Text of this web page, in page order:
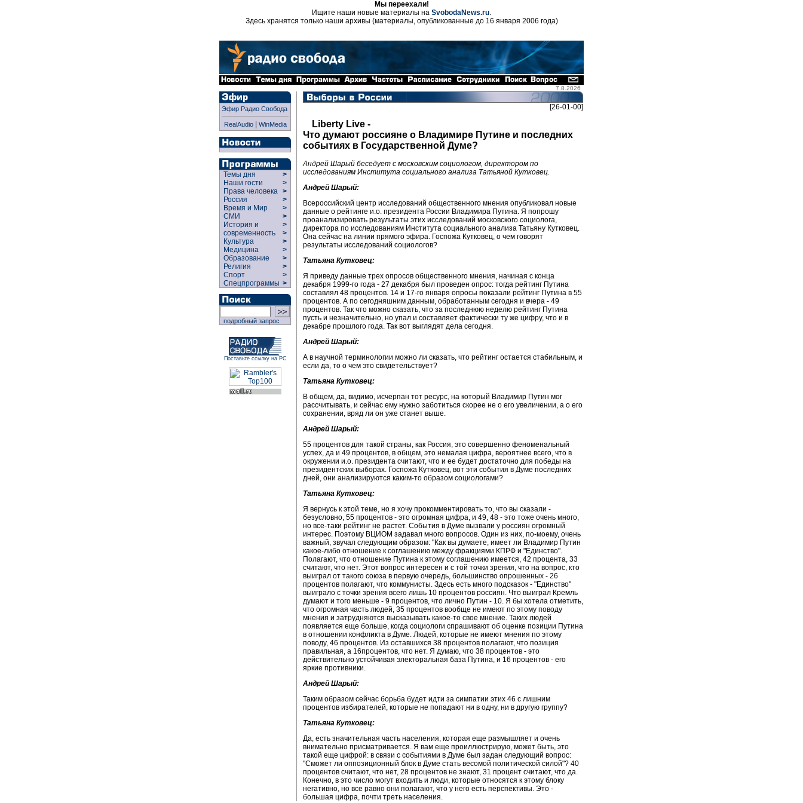
Мы переехали!
Ищите наши новые материалы на SvobodaNews.ru.
Здесь хранятся только наши архивы (материалы, опубликованные до 16 января 2006 года)
7.8.2026
Эфир Радио Свобода
RealAudio| WinMedia
Темы дня
>
Наши гости
>
Права человека >
Россия
>
Время и Мир
>
СМИ
>
История и
современность
>
>
Культура
>
Медицина
>
Образование
>
Религия
>
Спорт
>
Спецпрограммы >
подробный запрос
Поставьте ссылку на РС
[26-01-00]
Liberty Live -
Что думают россияне о Владимире Путине и последних
событиях в Государственной Думе?
Андрей Шарый беседует с московским социологом, директором по
исследованиям Института социального анализа Татьяной Кутковец.
Андрей Шарый:
Всероссийский центр исследований общественного мнения опубликовал новые
данные о рейтинге и.о. президента России Владимира Путина. Я попрошу
проанализировать результаты этих исследований московского социолога,
директора по исследованиям Института социального анализа Татьяну Кутковец.
Она сейчас на линии прямого эфира. Госпожа Кутковец, о чем говорят
результаты исследований социологов?
Татьяна Кутковец:
Я приведу данные трех опросов общественного мнения, начиная с конца
декабря 1999-го года - 27 декабря был проведен опрос: тогда рейтинг Путина
составлял 48 процентов. 14 и 17-го января опросы показали рейтинг Путина в 55
процентов. А по сегодняшним данным, обработанным сегодня и вчера - 49
процентов. Так что можно сказать, что за последнюю неделю рейтинг Путина
пусть и незначительно, но упал и составляет фактически ту же цифру, что и в
декабре прошлого года. Так вот выглядят дела сегодня.
Андрей Шарый:
А в научной терминологии можно ли сказать, что рейтинг остается стабильным, и
если да, то о чем это свидетельствует?
Татьяна Кутковец:
В общем, да, видимо, исчерпан тот ресурс, на который Владимир Путин мог
рассчитывать, и сейчас ему нужно заботиться скорее не о его увеличении, а о его
сохранении, вряд ли он уже станет выше.
Андрей Шарый:
55 процентов для такой страны, как Россия, это совершенно феноменальный
успех, да и 49 процентов, в общем, это немалая цифра, вероятнее всего, что в
окружении и.о. президента считают, что и ее будет достаточно для победы на
президентских выборах. Госпожа Кутковец, вот эти события в Думе последних
дней, они анализируются каким-то образом социологами?
Татьяна Кутковец:
Я вернусь к этой теме, но я хочу прокомментировать то, что вы сказали -
безусловно, 55 процентов - это огромная цифра, и 49, 48 - это тоже очень много,
но все-таки рейтинг не растет. События в Думе вызвали у россиян огромный
интерес. Поэтому ВЦИОМ задавал много вопросов. Один из них, по-моему, очень
важный, звучал следующим образом: "Как вы думаете, имеет ли Владимир Путин
какое-либо отношение к соглашению между фракциями КПРФ и "Единство".
Полагают, что отношение Путина к этому соглашению имеется, 42 процента, 33
считают, что нет. Этот вопрос интересен и с той точки зрения, что на вопрос, кто
выиграл от такого союза в первую очередь, большинство опрошенных - 26
процентов полагают, что коммунисты. Здесь есть много подсказок - "Единство"
выиграло с точки зрения всего лишь 10 процентов россиян. Что выиграл Кремль
думают и того меньше - 9 процентов, что лично Путин - 10. Я бы хотела отметить,
что огромная часть людей, 35 процентов вообще не имеют по этому поводу
мнения и затрудняются высказывать какое-то свое мнение. Таких людей
появляется еще больше, когда социологи спрашивают об оценке позиции Путина
в отношении конфликта в Думе. Людей, которые не имеют мнения по этому
поводу, 46 процентов. Из оставшихся 38 процентов полагают, что позиция
правильная, а 16процентов, что нет. Я думаю, что 38 процентов - это
действительно устойчивая электоральная база Путина, и 16 процентов - его
яркие противники.
Андрей Шарый:
Таким образом сейчас борьба будет идти за симпатии этих 46 с лишним
процентов избирателей, которые не попадают ни в одну, ни в другую группу?
Татьяна Кутковец:
Да, есть значительная часть населения, которая еще размышляет и очень
внимательно присматривается. Я вам еще проиллюстрирую, может быть, это
такой еще цифрой: в связи с событиями в Думе был задан следующий вопрос:
"Сможет ли оппозиционный блок в Думе стать весомой политической силой"? 40
процентов считают, что нет, 28 процентов не знают, 31 процент считают, что да.
Конечно, в это число могут входить и люди, которые относятся к этому блоку
негативно, но все равно они полагают, что у него есть перспективы. Это -
большая цифра, почти треть населения.